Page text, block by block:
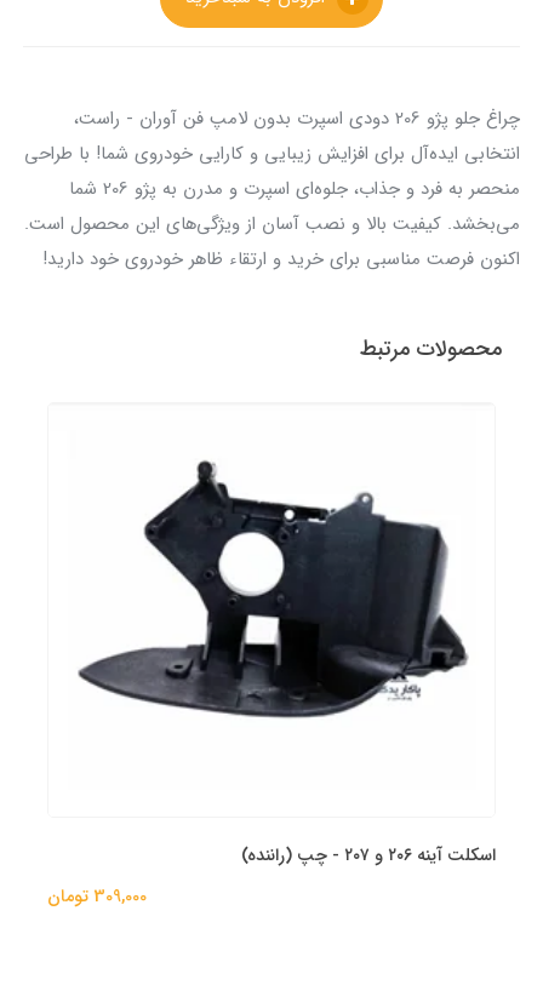
چراغ جلو پژو 206 دودی اسپرت بدون لامپ فن آوران - راست،
انتخابی ایده‌آل برای افزایش زیبایی و کارایی خودروی شما! با طراحی
منحصر به فرد و جذاب، جلوه‌ای اسپرت و مدرن به پژو 206 شما
می‌بخشد. کیفیت بالا و نصب آسان از ویژگی‌های این محصول است.
اکنون فرصت مناسبی برای خرید و ارتقاء ظاهر خودروی خود دارید!
محصولات مرتبط
اسکلت آینه ۲۰۶ و ۲۰۷ - چپ (راننده)
309,000 تومان